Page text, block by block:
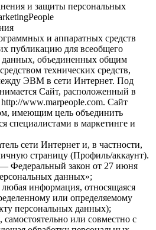
и защиты персональных
и аппаратных средств
публикацию для всеобщего
объединенных общим
технических средств,
ЭВМ в сети Интернет. Под
Сайт, расположенный в
www.marpeople.com. Сайт
имеющим цель объединить
специалистами в маркетинге и
сети Интернет и, в частности,
страницу (Профиль/аккаунт).
Федеральный закон от 27 июня
данных»;
информация, относящаяся
или определяемому
персональных данных);
или совместно с